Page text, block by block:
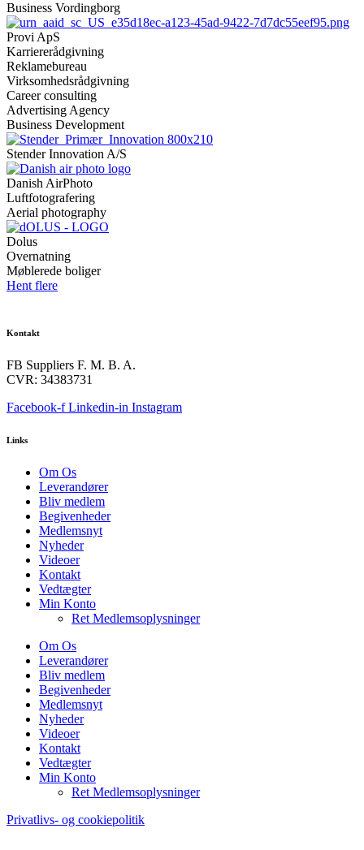
Business Vordingborg
Provi ApS
Karriererådgivning
Reklamebureau
Virksomhedsrådgivning
Career consulting
Advertising Agency
Business Development
Stender Innovation A/S
Danish AirPhoto
Luftfotografering
Aerial photography
Dolus
Overnatning
Møblerede boliger
Hent flere
Kontakt
FB Suppliers F. M. B. A.
CVR: 34383731
Facebook-f Linkedin-in Instagram
Links
Om Os
Leverandører
Bliv medlem
Begivenheder
Medlemsnyt
Nyheder
Videoer
Kontakt
Vedtægter
Min Konto
Ret Medlemsoplysninger
Om Os
Leverandører
Bliv medlem
Begivenheder
Medlemsnyt
Nyheder
Videoer
Kontakt
Vedtægter
Min Konto
Ret Medlemsoplysninger
Privatlivs- og cookiepolitik